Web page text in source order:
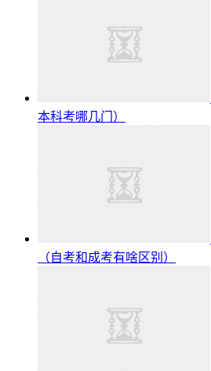
本科考哪几门）
（自考和成考有啥区别）